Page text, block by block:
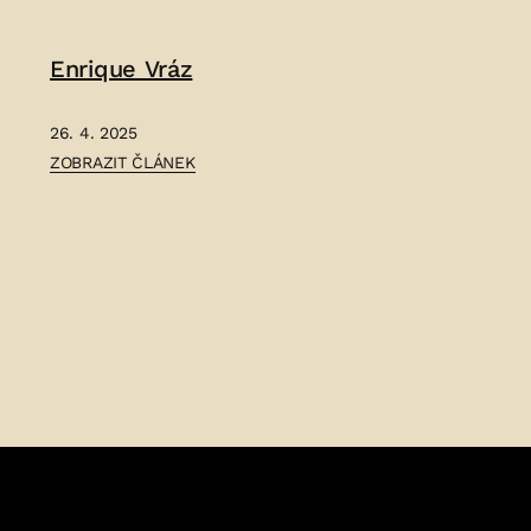
–Enrique Vráz
26. 4. 2025
ČLÁNEK:
ZOBRAZIT ČLÁNEK